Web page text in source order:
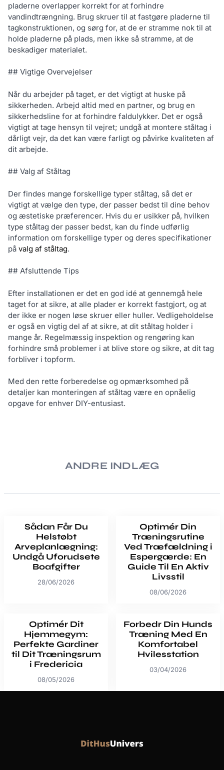
pladerne overlapper korrekt for at forhindre
vandindtrængning. Brug skruer til at fastgøre pladerne til
tagkonstruktionen, og sørg for, at de er stramme nok til at
holde pladerne på plads, men ikke så stramme, at de
beskadiger materialet.
## Vigtige Overvejelser
Når du arbejder på taget, er det vigtigt at huske på
sikkerheden. Arbejd altid med en partner, og brug en
sikkerhedsline for at forhindre faldulykker. Det er også
vigtigt at tage hensyn til vejret; undgå at montere ståltag i
dårligt vejr, da det kan være farligt og påvirke kvaliteten af
dit arbejde.
## Valg af Ståltag
Der findes mange forskellige typer ståltag, så det er
vigtigt at vælge den type, der passer bedst til dine behov
og æstetiske præferencer. Hvis du er usikker på, hvilken
type ståltag der passer bedst, kan du finde udførlig
information om forskellige typer og deres specifikationer
på valg af ståltag.
## Afsluttende Tips
Efter installationen er det en god idé at gennemgå hele
taget for at sikre, at alle plader er korrekt fastgjort, og at
der ikke er nogen løse skruer eller huller. Vedligeholdelse
er også en vigtig del af at sikre, at dit ståltag holder i
mange år. Regelmæssig inspektion og rengøring kan
forhindre små problemer i at blive store og sikre, at dit tag
forbliver i topform.
Med den rette forberedelse og opmærksomhed på
detaljer kan monteringen af ståltag være en opnåelig
opgave for enhver DIY-entusiast.
ANDRE INDLÆG
Sådan Får Du
Helstøbt
Arveplanlægning:
Undgå Uforudsete
Boafgifter
28/06/2026
Optimér Din
Træningsrutine
Ved Træfældning i
Espergærde: En
Guide Til En Aktiv
Livsstil
08/06/2026
Optimér Dit
Hjemmegym:
Perfekte Gardiner
til Dit Træningsrum
i Fredericia
08/05/2026
Forbedr Din Hunds
Træning Med En
Komfortabel
Hvilesstation
03/04/2026